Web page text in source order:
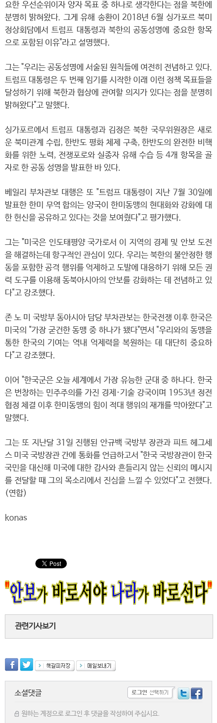
요한 우선순위이자 양자 목표 중 하나로 생각한다는 점을 북한에
분명히 밝혀왔다. 그게 유해 송환이 2018년 6월 싱가포르 북미
정상회담에서 트럼프 대통령과 북한의 공동성명에 중요한 항목
으로 포함된 이유"라고 설명했다.
그는 "우리는 공동성명에 서술된 원칙들에 여전히 전념하고 있다.
트럼프 대통령은 두 번째 임기를 시작한 이래 이런 정책 목표들을
달성하기 위해 북한과 협상에 관여할 의지가 있다는 점을 분명히
밝혀왔다"고 말했다.
싱가포르에서 트럼프 대통령과 김정은 북한 국무위원장은 새로
운 북미관계 수립, 한반도 평화 체제 구축, 한반도의 완전한 비핵
화를 위한 노력, 전쟁포로와 실종자 유해 수습 등 4개 항목을 골
자로 한 공동 성명을 발표한 바 있다.
베일리 부차관보 대행은 또 "트럼프 대통령이 지난 7월 30일에
발표한 한미 무역 합의는 양국이 한미동맹의 현대화와 강화에 대
한 헌신을 공유하고 있다는 것을 보여줬다"고 평가했다.
그는 "미국은 인도태평양 국가로서 이 지역의 경제 및 안보 도전
을 해결하는데 항구적인 관심이 있다. 우리는 북한의 불안정한 행
동을 포함한 공격 행위를 억제하고 도발에 대응하기 위해 모든 권
력 도구를 이용해 동북아시아의 안보를 강화하는 데 전념하고 있
다"고 강조했다.
존 노 미 국방부 동아시아 담당 부차관보는 한국전쟁 이후 한국은
미국의 "가장 굳건한 동맹 중 하나가 됐다"면서 "우리와의 동맹을
통한 한국의 기여는 역내 억제력을 복원하는 데 대단히 중요하
다"고 강조했다.
이어 "한국군은 오늘 세계에서 가장 유능한 군대 중 하나다. 한국
은 번창하는 민주주의를 가진 경제·기술 강국이며 1953년 정전
협정 체결 이후 한미동맹의 힘이 적대 행위의 재개를 막아왔다"고
말했다.
그는 또 지난달 31일 진행된 안규백 국방부 장관과 피트 헤그세
스 미국 국방장관 간에 통화를 언급하고서 "한국 국방장관이 한국
국민을 대신해 미국에 대한 감사와 흔들리지 않는 신뢰의 메시지
를 전달할 때 그의 목소리에서 진심을 느낄 수 있었다"고 전했다.
(연합)
konas
관련기사보기
소셜댓글
원하는 계정으로 로그인 후 댓글을 작성하여 주십시요.